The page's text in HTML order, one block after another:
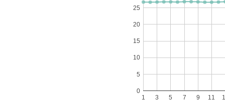
1 3 5 7 9 11
0
5
10
15
20
25